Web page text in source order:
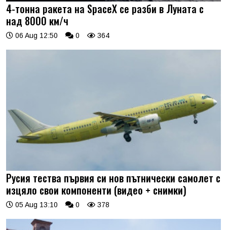
4-тонна ракета на SpaceX се разби в Луната с
над 8000 км/ч
06 Aug 12:50 0 364
Русия тества първия си нов пътнически самолет с
изцяло свои компоненти (видео + снимки)
05 Aug 13:10 0 378